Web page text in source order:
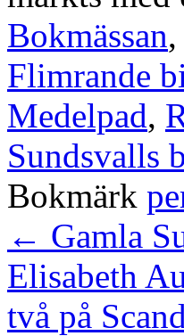
Bokmässan,
Flimrande
Medelpad,
Sundsvalls
Bokmärk
← Gamla
Elisabeth
två på